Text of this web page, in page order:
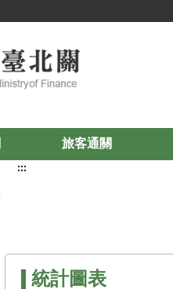
旅客通關
:::
統計圖表